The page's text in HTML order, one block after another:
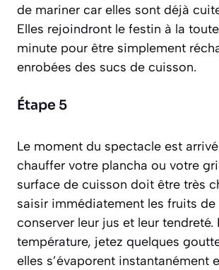
de mariner car elles sont déjà
Elles rejoindront le festin à la
minute pour être simplement
enrobées des sucs de cuisson.
Étape 5
Le moment du spectacle est
chauffer votre plancha ou votre
surface de cuisson doit être très
saisir immédiatement les fruits de
conserver leur jus et leur tendreté.
température, jetez quelques
elles s’évaporent instantanément